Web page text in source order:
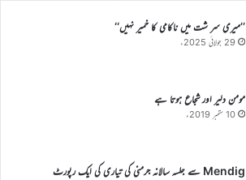
’’میری سر شت میں ناکامی کا خمیر نہیں‘‘
29 جولائی 2025ء
مومن دلیر اور شجاع ہوتا ہے
10 ستمبر 2019ء
Mendig سے جلسہ سالانہ جرمنی کی تیاری کی ایک رپورٹ